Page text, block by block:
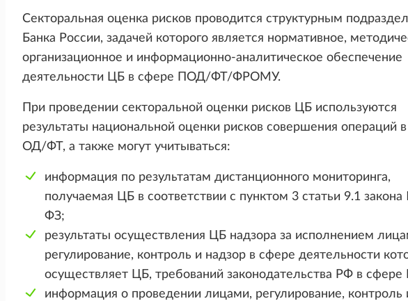
Секторальная оценка рисков проводится структурным
Банка России, задачей которого является нормативное,
организационное и информационно-аналитическое обеспечение
деятельности ЦБ в сфере ПОД/ФТ/ФРОМУ.
При проведении секторальной оценки рисков ЦБ используются
результаты национальной оценки рисков совершения операций
ОД/ФТ, а также могут учитываться:
информация по результатам дистанционного мониторинга,
получаемая ЦБ в соответствии с пунктом 3 статьи 9.1
ФЗ;
результаты осуществления ЦБ надзора за исполнением
регулирование, контроль и надзор в сфере деятельности
осуществляет ЦБ, требований законодательства РФ в
информация о проведении лицами, регулирование, контроль